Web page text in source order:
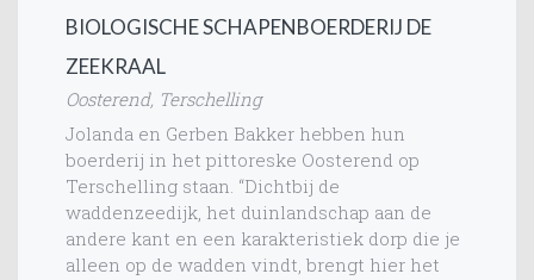
BIOLOGISCHE SCHAPENBOERDERIJ DE
ZEEKRAAL
Oosterend, Terschelling
Jolanda en Gerben Bakker hebben hun
boerderij in het pittoreske Oosterend op
Terschelling staan. “Dichtbij de
waddenzeedijk, het duinlandschap aan de
andere kant en een karakteristiek dorp die je
alleen op de wadden vindt, brengt hier het